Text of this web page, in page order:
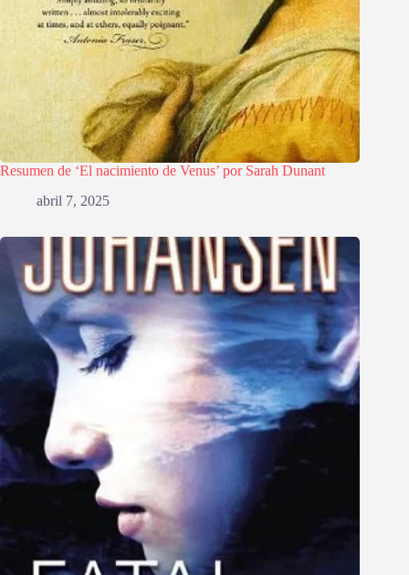
Resumen de ‘El nacimiento de Venus’ por Sarah Dunant
abril 7, 2025